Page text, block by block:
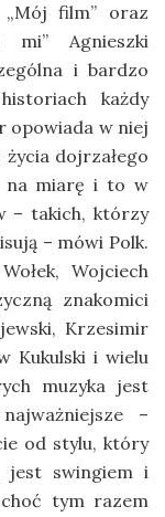
film” oraz
mi” Agnieszki
i bardzo
każdy
opowiada w niej
dojrzałego
na miarę i to w
– takich, którzy
– mówi Polk.
Wojciech
znakomici
Krzesimir
Kukulski i wielu
muzyka jest
–
od stylu, który
jest swingiem i
tym razem